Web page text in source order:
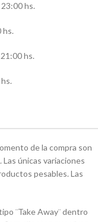
hs.
hs.
hs.
de la compra son
únicas variaciones
pesables. Las
¨Take Away¨ dentro